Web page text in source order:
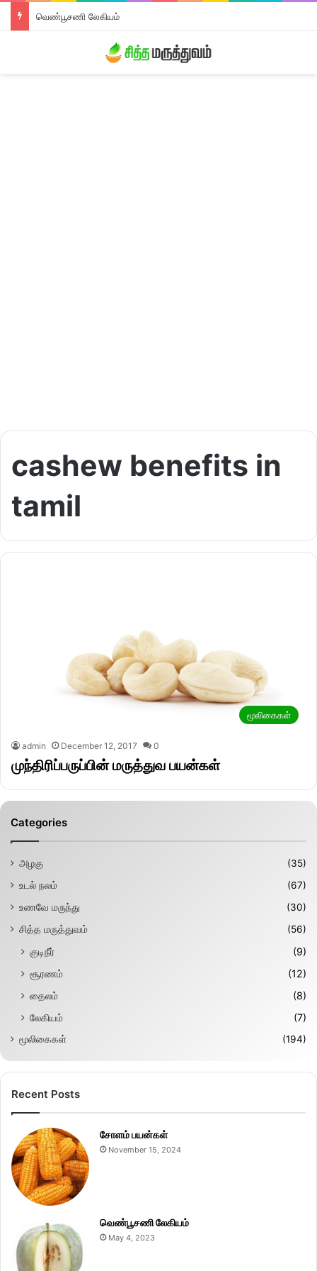
வெண்பூசணி லேகியம்
cashew benefits in
tamil
மூலிகைகள்
admin December 12, 2017 0
முந்திரிப்பருப்பின் மருத்துவ பயன்கள்
Categories
அழகு
(35)
உடல் நலம்
(67)
உணவே மருந்து
(30)
சித்த மருத்துவம்
(56)
குடிநீர்
(9)
சூரணம்
(12)
தைலம்
(8)
லேகியம்
(7)
மூலிகைகள் (194)
Recent Posts
சோளம் பயன்கள்
November 15, 2024
வெண்பூசணி லேகியம்
May 4, 2023